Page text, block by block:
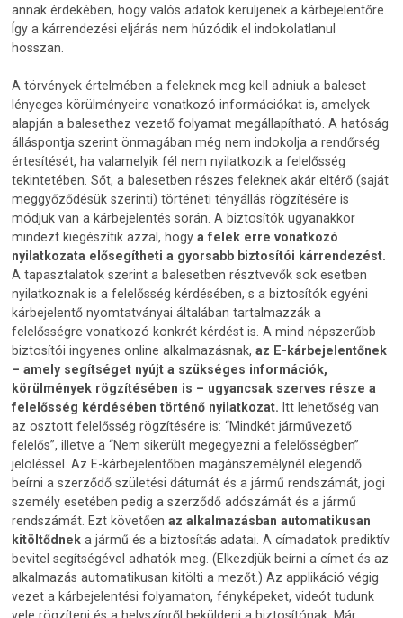
annak érdekében, hogy valós adatok kerüljenek a kárbejelentőre.
Így a kárrendezési eljárás nem húzódik el indokolatlanul
hosszan.
A törvények értelmében a feleknek meg kell adniuk a baleset
lényeges körülményeire vonatkozó információkat is, amelyek
alapján a balesethez vezető folyamat megállapítható. A hatóság
álláspontja szerint önmagában még nem indokolja a rendőrség
értesítését, ha valamelyik fél nem nyilatkozik a felelősség
tekintetében. Sőt, a balesetben részes feleknek akár eltérő (saját
meggyőződésük szerinti) történeti tényállás rögzítésére is
módjuk van a kárbejelentés során. A biztosítók ugyanakkor
mindezt kiegészítik azzal, hogya felek erre vonatkozó
nyilatkozata elősegítheti a gyorsabb biztosítói kárrendezést.
A tapasztalatok szerint a balesetben résztvevők sok esetben
nyilatkoznak is a felelősség kérdésében, s a biztosítók egyéni
kárbejelentő nyomtatványai általában tartalmazzák a
felelősségre vonatkozó konkrét kérdést is. A mind népszerűbb
biztosítói ingyenes online alkalmazásnak,az E-kárbejelentőnek
– amely segítséget nyújt a szükséges információk,
körülmények rögzítésében is – ugyancsak szerves része a
felelősség kérdésében történő nyilatkozat. Itt lehetőség van
az osztott felelősség rögzítésére is: “Mindkét járművezető
felelős”, illetve a “Nem sikerült megegyezni a felelősségben”
jelöléssel. Az E-kárbejelentőben magánszemélynél elegendő
beírni a szerződő születési dátumát és a jármű rendszámát, jogi
személy esetében pedig a szerződő adószámát és a jármű
rendszámát. Ezt követőenaz alkalmazásban automatikusan
kitöltődnek a jármű és a biztosítás adatai. A címadatok prediktív
bevitel segítségével adhatók meg. (Elkezdjük beírni a címet és az
alkalmazás automatikusan kitölti a mezőt.) Az applikáció végig
vezet a kárbejelentési folyamaton, fényképeket, videót tudunk